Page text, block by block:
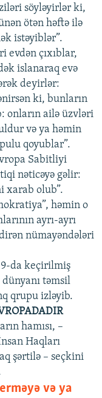
söyləyirlər ki,
ötən həftə ilə
istəyiblər”.
evdən çıxıblar,
islanaraq evə
deyirlər:
ki, bunların
onların ailə üzvləri
və ya həmin
qoyublar”.
Sabitliyi
nəticəyə gəlir:
xarab olub”.
həmin o
ayrı-ayrı
nümayəndələri
9-da keçirilmiş
təmsil
qrupu izləyib.
hamısı, –
Haqları
şərtilə – seçkini
və ya